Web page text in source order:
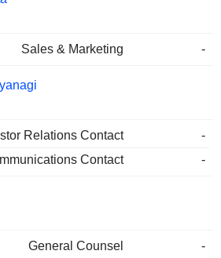
Sales & Marketing -
Relations Contact
-
Contact
-
General Counsel
-